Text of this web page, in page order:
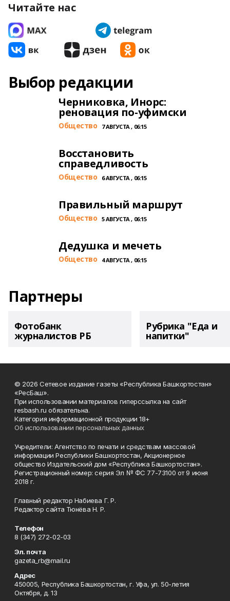
Читайте нас
Выбор редакции
Черниковка, Инорс:
реновация по-уфимски
Общество 7 АВГУСТА , 06:15
Восстановить
справедливость
Общество 6 АВГУСТА , 06:15
Правильный маршрут
Общество 5 АВГУСТА , 06:15
Дедушка и мечеть
Общество 4 АВГУСТА , 06:15
Партнеры
Фотобанк
журналистов РБ
Рубрика "Еда и
напитки"
© 2026 Сетевое издание газеты «Республика Башкортостан»
«РесБаш».
При использовании материалов гиперссылка на сайт
resbash.ru обязательна.
Категория информационной продукции 18+
Об использовании персональных данных
Учредители: Агентство по печати и средствам массовой
информации Республики Башкортостан, Акционерное
общество Издательский дом «Республика Башкортостан».
Регистрационный номер: серия Эл № ФС 77-73100 от 9 июня
2018 г.
Главный редактор Набиева Г. Р.
Редактор сайта Тюнёва Н. Р.
Телефон
8 (347) 272-02-03
Эл. почта
gazeta_rb@mail.ru
Адрес
450005, Республика Башкортостан, г. Уфа, ул. 50-летия
Октября, д. 13